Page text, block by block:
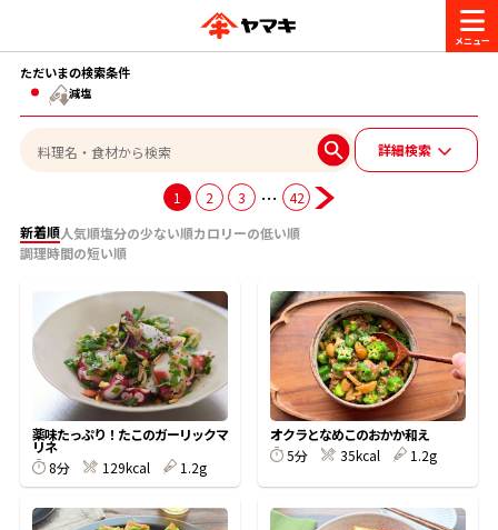
商品情報
ヤマキ『めんつゆ』 ヤマキ 割烹白だし
レシピ
おいしいレシピを探す
おいしいレシピトップ
主食レシピ
主菜レシピ
汁物レシピ
かつお節・だしを楽しむ
かつお節・だしを知る
だしの取り方
かつお節の削り方
かつお節・だしをもっと知る
CM・キャンペーン
キャンペーン一覧
企業・採用情報
企業情報
- 百年対話
お問い合わせ
ヤマキお客様相談室
オンラインショップ
ただいまの検索条件
減塩
詳細検索
1 2 3 …
42
新着順人気順塩分の少ない順カロリーの低い順
調理時間の短い順
薬味たっぷり！たこのガーリックマ
リネ
8分
129kcal 1.2g
オクラとなめこのおかか和え
5分
35kcal 1.2g